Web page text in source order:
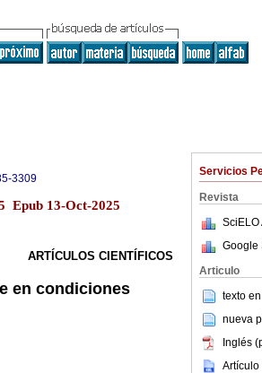
Servicios
Revista
SciELO
Google
Articulo
texto en
nueva
Inglés
Artículo
3309
Epub 13-Oct-2025
ARTÍCULOS CIENTÍFICOS
en condiciones